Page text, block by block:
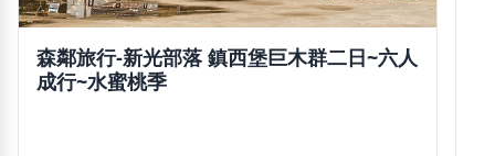
森鄰旅行-新光部落 鎮西堡巨木群二日~六人
成行~水蜜桃季